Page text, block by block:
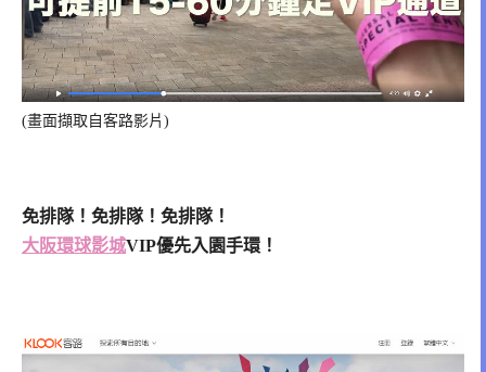
(畫面擷取自客路影片)
免排隊！免排隊！免排隊！
大阪環球影城VIP優先入園手環！